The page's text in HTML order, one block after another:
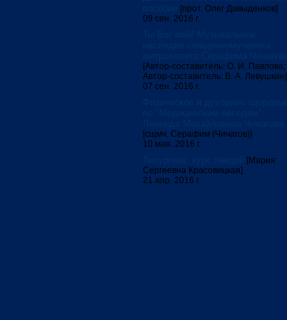
[прот. Олег Давыденков]
09 сен. 2016 г.
[Автор-составитель: О. И. Павлова;
Автор-составитель: В. А. Левушкин]
07 сен. 2016 г.
[сщмч. Серафим (Чичагов)]
10 мая. 2016 г.
[Мария
Сергеевна Красовицкая]
21 апр. 2016 г.